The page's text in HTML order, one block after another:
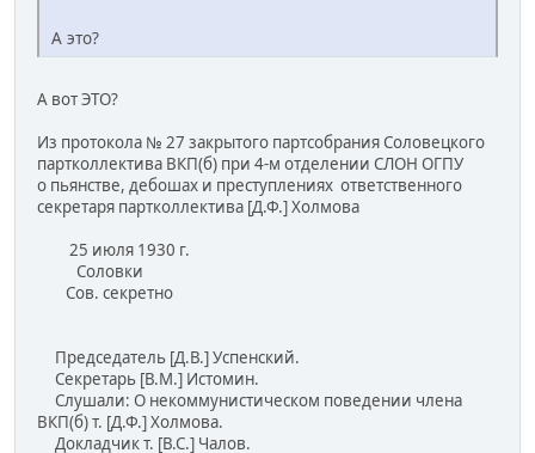
А это?
А вот ЭТО?
Из протокола № 27 закрытого партсобрания Соловецкого
партколлектива ВКП(б) при 4-м отделении СЛОН ОГПУ
о пьянстве, дебошах и преступлениях ответственного
секретаря партколлектива [Д.Ф.] Холмова
25 июля 1930 г.
Соловки
Сов. секретно
Председатель [Д.В.] Успенский.
Секретарь [В.М.] Истомин.
Слушали: О некоммунистическом поведении члена
ВКП(б) т. [Д.Ф.] Холмова.
Докладчик т. [В.С.] Чалов.